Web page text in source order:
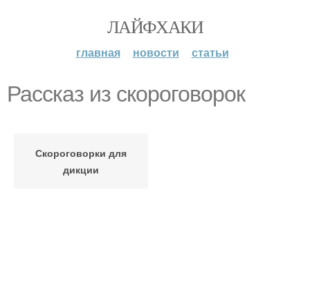
ЛАЙФХАКИ
главная новости статьи
Рассказ из скороговорок
Скороговорки для
дикции